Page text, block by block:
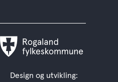
Rogaland
Design og utvikling: